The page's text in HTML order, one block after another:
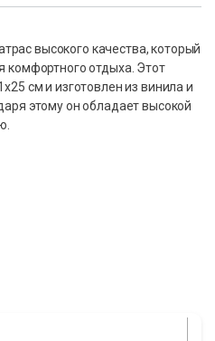
высокого качества, который
комфортного отдыха. Этот
см и изготовлен из винила и
этому он обладает высокой